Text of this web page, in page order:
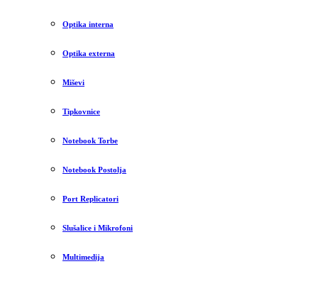
Optika interna
Optika externa
Miševi
Tipkovnice
Notebook Torbe
Notebook Postolja
Port Replicatori
Slušalice i Mikrofoni
Multimedija